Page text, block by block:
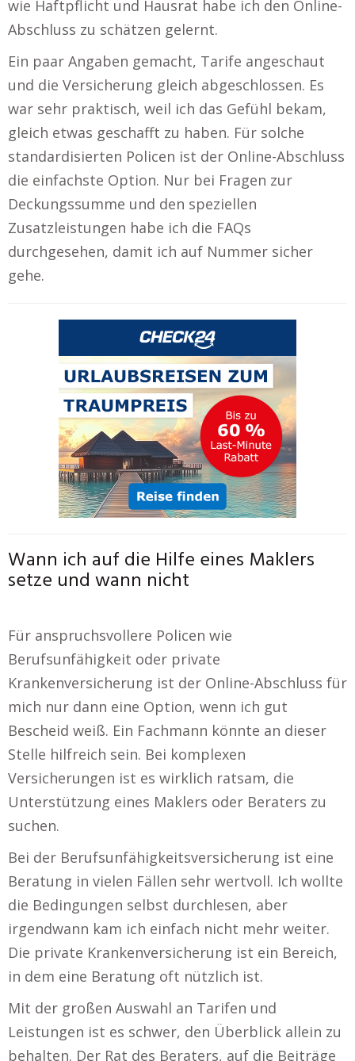
wie Haftpflicht und Hausrat habe ich den Online-
Abschluss zu schätzen gelernt.
Ein paar Angaben gemacht, Tarife angeschaut
und die Versicherung gleich abgeschlossen. Es
war sehr praktisch, weil ich das Gefühl bekam,
gleich etwas geschafft zu haben. Für solche
standardisierten Policen ist der Online-Abschluss
die einfachste Option. Nur bei Fragen zur
Deckungssumme und den speziellen
Zusatzleistungen habe ich die FAQs
durchgesehen, damit ich auf Nummer sicher
gehe.
Wann ich auf die Hilfe eines Maklers
setze und wann nicht
Für anspruchsvollere Policen wie
Berufsunfähigkeit oder private
Krankenversicherung ist der Online-Abschluss für
mich nur dann eine Option, wenn ich gut
Bescheid weiß. Ein Fachmann könnte an dieser
Stelle hilfreich sein. Bei komplexen
Versicherungen ist es wirklich ratsam, die
Unterstützung eines Maklers oder Beraters zu
suchen.
Bei der Berufsunfähigkeitsversicherung ist eine
Beratung in vielen Fällen sehr wertvoll. Ich wollte
die Bedingungen selbst durchlesen, aber
irgendwann kam ich einfach nicht mehr weiter.
Die private Krankenversicherung ist ein Bereich,
in dem eine Beratung oft nützlich ist.
Mit der großen Auswahl an Tarifen und
Leistungen ist es schwer, den Überblick allein zu
behalten. Der Rat des Beraters, auf die Beiträge